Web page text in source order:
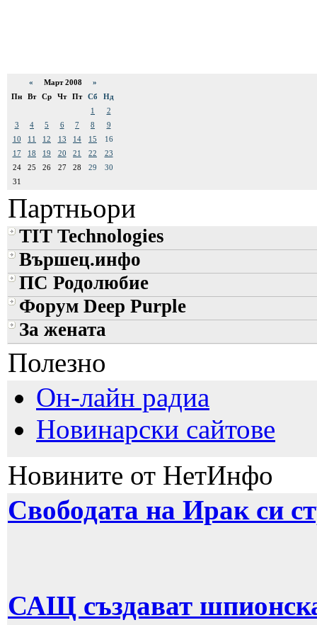
« Март 2008 »
Пн
Вт Ср Чт Пт Сб
Нд
1
2
3
4 5 6 7 8
9
10
11 12 13 14 15
16
17
18 19 20 21 22
23
24
25 26 27 28 29
30
31
Партньори
TIT Technologies
Вършец.инфо
ПС Родолюбие
Форум Deep Purple
За жената
Полезно
Он-лайн радиа
Новинарски сайтове
Новините от НетИнфо
Свободата на Ирак си
САЩ създават